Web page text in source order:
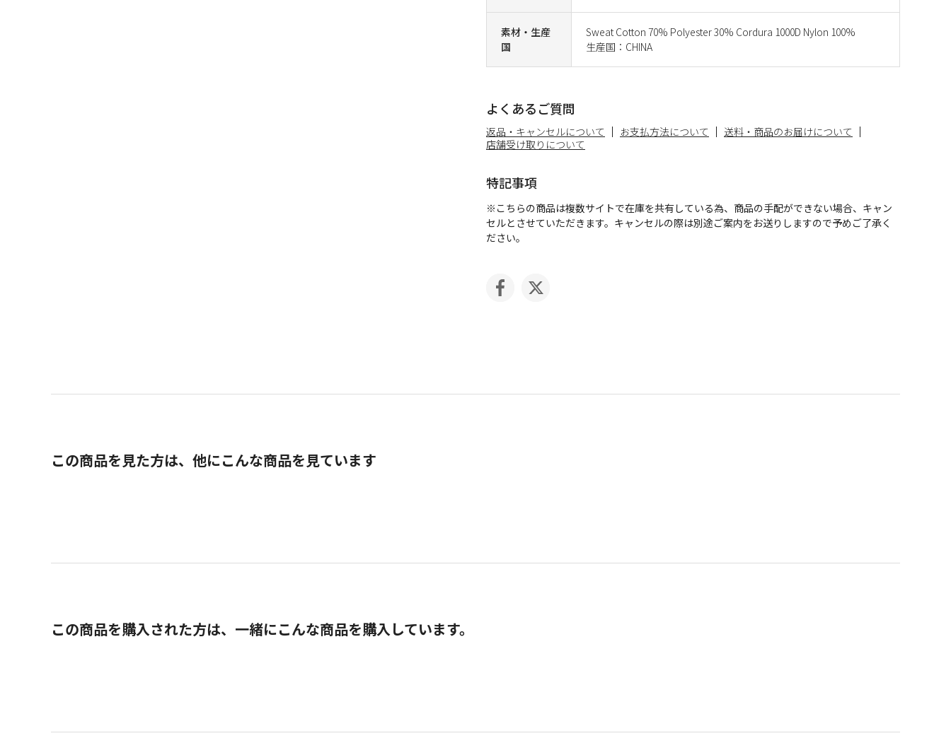
素材・生産
国
Sweat Cotton 70% Polyester 30% Cordura 1000D Nylon 100%
生産国：CHINA
よくあるご質問
返品・キャンセルについて お支払方法について
送料・商品のお届けについて
店舗受け取りについて
特記事項
※こちらの商品は複数サイトで在庫を共有している為、商品の手配ができない場合、キャン
セルとさせていただきます。キャンセルの際は別途ご案内をお送りしますので予めご了承く
ださい。
この商品を見た方は、他にこんな商品を見ています
この商品を購入された方は、一緒にこんな商品を購入しています。